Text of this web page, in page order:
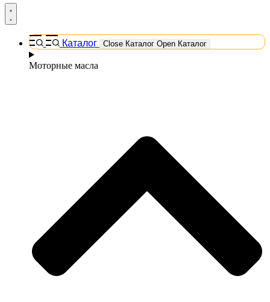
Каталог Close Каталог Open Каталог
Моторные масла